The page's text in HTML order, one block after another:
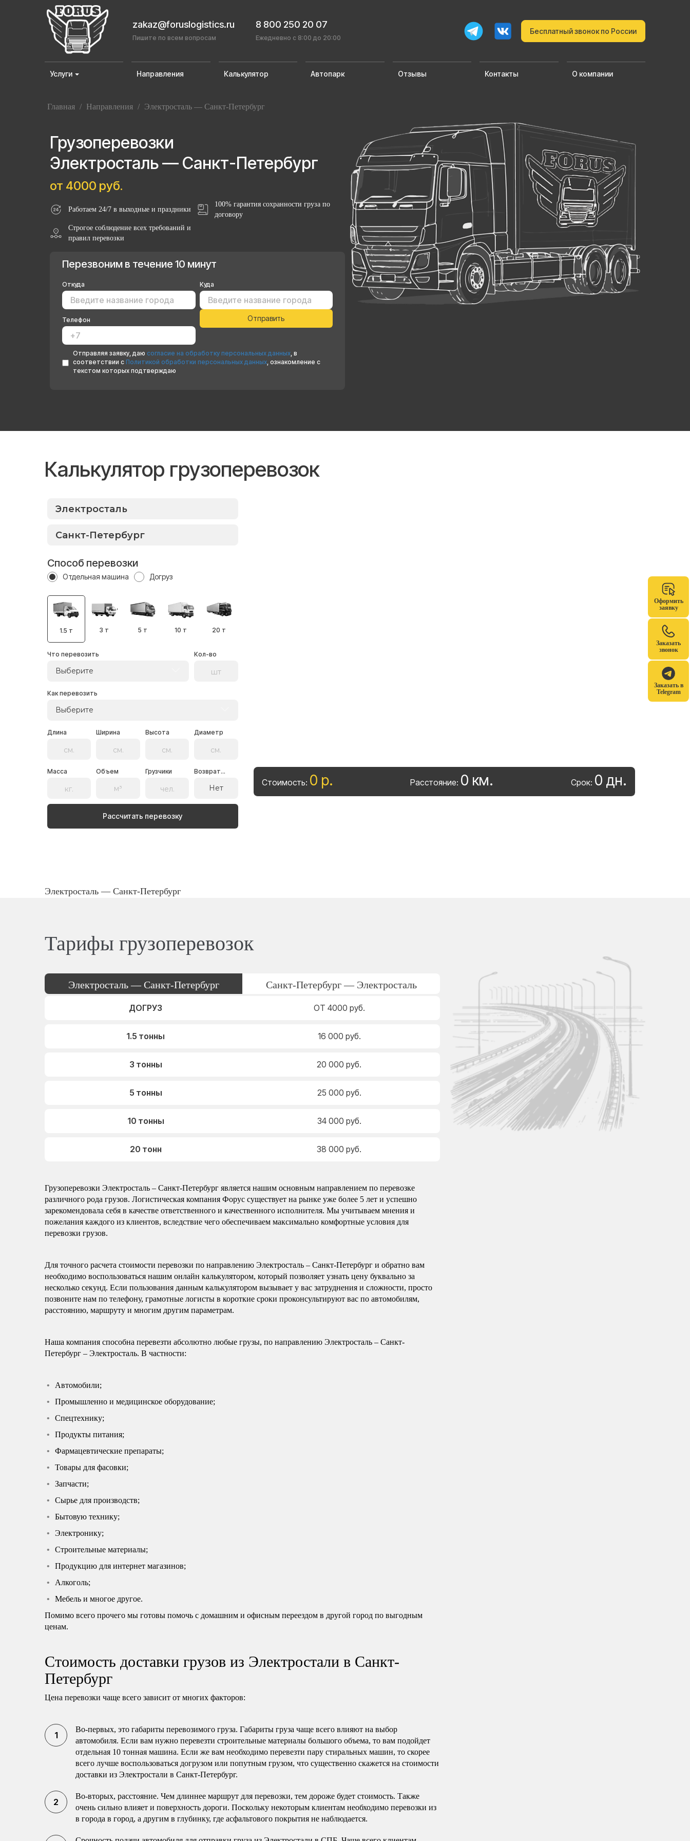
Оформить
заявку
Заказать
звонок
Заказать в
Telegram
zakaz@foruslogistics.ru
Пишите по всем вопросам
8 800 250 20 07
Ежедневно с 8:00 до 20:00
Бесплатный звонок по России
Услуги Направления Калькулятор Автопарк Отзывы Контакты О компании
Главная / Направления / Электросталь — Санкт-Петербург
Грузоперевозки
Электросталь — Санкт-Петербург
от 4000 руб.
Работаем 24/7 в выходные и праздники
100% гарантия сохранности груза по
договору
Строгое соблюдение всех требований и
правил перевозки
Перезвоним в течение 10 минут
Откуда Куда
Телефон
Отправляя заявку, даю согласие на обработку персональных данных, в
соответствии с Политикой обработки персональных данных, ознакомление с
текстом которых подтверждаю
Калькулятор грузоперевозок
Способ перевозки
Отдельная машина Догруз
1.5 т 3 т 5 т 10 т 20 т
Что перевозить
Выберите
Кол-во
Как перевозить
Выберите
Длина Ширина Высота Диаметр
Масса Объем Грузчики Возврат...
Нет
Рассчитать перевозку
Стоимость: 0 р. Расстояние: 0 км. Срок: 0 дн.
Электросталь — Санкт-Петербург
Тарифы грузоперевозок
Электросталь — Санкт-Петербург Санкт-Петербург — Электросталь
ДОГРУЗ ОТ 4000 руб.
1.5 тонны 16 000 руб.
3 тонны 20 000 руб.
5 тонны 25 000 руб.
10 тонны 34 000 руб.
20 тонн 38 000 руб.
Грузоперевозки Электросталь – Санкт-Петербург является нашим основным направлением по перевозке
различного рода грузов. Логистическая компания Форус существует на рынке уже более 5 лет и успешно
зарекомендовала себя в качестве ответственного и качественного исполнителя. Мы учитываем мнения и
пожелания каждого из клиентов, вследствие чего обеспечиваем максимально комфортные условия для
перевозки грузов.
Для точного расчета стоимости перевозки по направлению Электросталь – Санкт-Петербург и обратно вам
необходимо воспользоваться нашим онлайн калькулятором, который позволяет узнать цену буквально за
несколько секунд. Если пользования данным калькулятором вызывает у вас затруднения и сложности, просто
позвоните нам по телефону, грамотные логисты в короткие сроки проконсультируют вас по автомобилям,
расстоянию, маршруту и многим другим параметрам.
Наша компания способна перевезти абсолютно любые грузы, по направлению Электросталь – Санкт-
Петербург – Электросталь. В частности:
Автомобили;
Промышленно и медицинское оборудование;
Спецтехнику;
Продукты питания;
Фармацевтические препараты;
Товары для фасовки;
Запчасти;
Сырье для производств;
Бытовую технику;
Электронику;
Строительные материалы;
Продукцию для интернет магазинов;
Алкоголь;
Мебель и многое другое.
Помимо всего прочего мы готовы помочь с домашним и офисным переездом в другой город по выгодным
ценам.
Стоимость доставки грузов из Электростали в Санкт-
Петербург
Цена перевозки чаще всего зависит от многих факторов:
Во-первых, это габариты перевозимого груза. Габариты груза чаще всего влияют на выбор
автомобиля. Если вам нужно перевезти строительные материалы большого объема, то вам подойдет
отдельная 10 тонная машина. Если же вам необходимо перевезти пару стиральных машин, то скорее
всего лучше воспользоваться догрузом или попутным грузом, что существенно скажется на стоимости
доставки из Электростали в Санкт-Петербург.
Во-вторых, расстояние. Чем длиннее маршрут для перевозки, тем дороже будет стоимость. Также
очень сильно влияет и поверхность дороги. Поскольку некоторым клиентам необходимо перевозки из
в города в город, а другим в глубинку, где асфальтового покрытия не наблюдается.